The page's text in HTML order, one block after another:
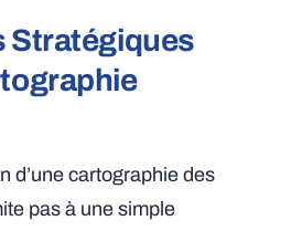
Stratégiques
d’une cartographie des
pas à une simple